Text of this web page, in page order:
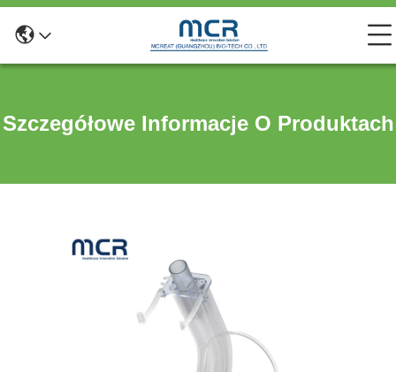
Szczegółowe Informacje O Produktach